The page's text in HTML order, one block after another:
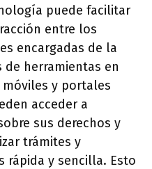
puede facilitar
entre los
encargadas de la
de herramientas en
y portales
acceder a
sus derechos y
trámites y
rápida y sencilla. Esto